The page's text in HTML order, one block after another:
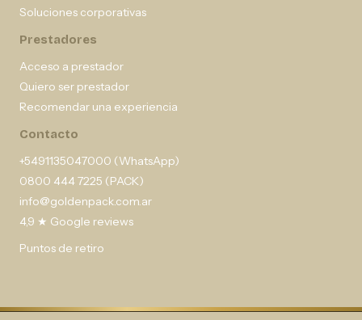
Soluciones corporativas
Prestadores
Acceso a prestador
Quiero ser prestador
Recomendar una experiencia
Contacto
+5491135047000 (WhatsApp)
0800 444 7225 (PACK)
info@goldenpack.com.ar
4,9 ★ Google reviews
Puntos de retiro